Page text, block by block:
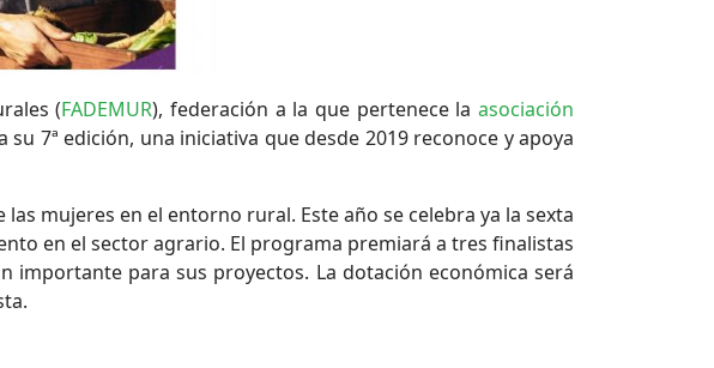
(FADEMUR), federación a la que pertenece laasociación
7ª edición, una iniciativa que desde 2019 reconoce y apoya
mujeres en el entorno rural. Este año se celebra ya la sexta
en el sector agrario. El programa premiará a tres finalistas
importante para sus proyectos. La dotación económica será